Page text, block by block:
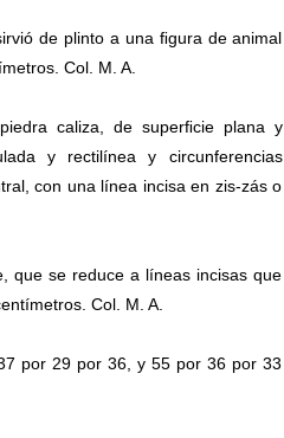
de plinto a una ﬁgura de animal
Col. M. A.
caliza, de superﬁcie plana y
y rectilínea y circunferencias
con una línea incisa en zis-zás o
que se reduce a líneas incisas que
Col. M. A.
por 29 por 36, y 55 por 36 por 33